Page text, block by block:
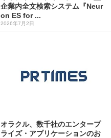
企業内全文検索システム『Neur
on ES for ...
2026年7月2日
オラクル、数千社のエンタープ
ライズ・アプリケーションのお